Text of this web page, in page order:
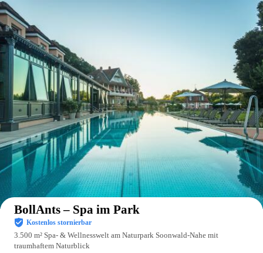
Auf der Karte anzeigen
BollAnts – Spa im Park
Kostenlos stornierbar
3.500 m² Spa- & Wellnesswelt am Naturpark Soonwald-Nahe mit
traumhaftem Naturblick